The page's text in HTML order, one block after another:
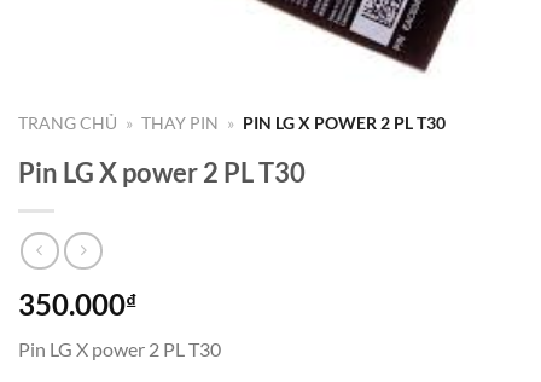
TRANG CHỦ » THAY PIN » PIN LG X POWER 2 PL T30
Pin LG X power 2 PL T30
350.000₫
Pin LG X power 2 PL T30